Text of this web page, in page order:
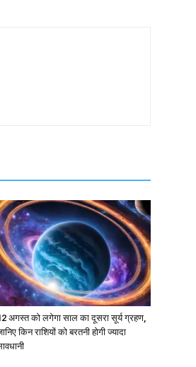
अगस्त को लगेगा साल का दूसरा सूर्य ग्रहण,
किन राशियों को बरतनी होगी ज्यादा